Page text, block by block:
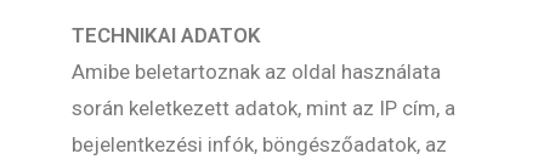
TECHNIKAI ADATOK
Amibe beletartoznak az oldal használata
során keletkezett adatok, mint az IP cím, a
bejelentkezési infók, böngészőadatok, az